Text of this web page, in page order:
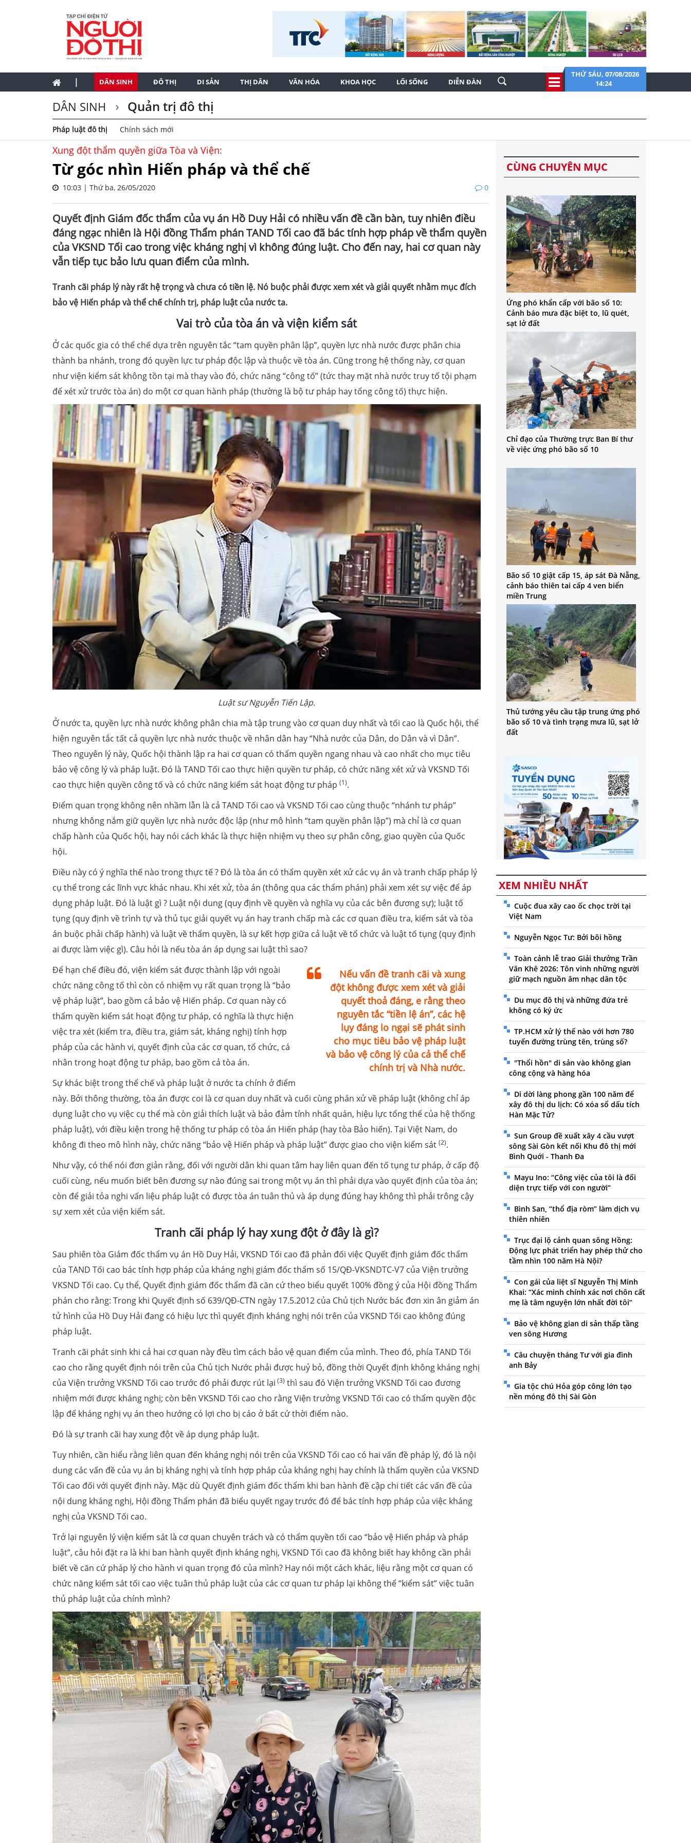
| DÂN SINH ĐÔ THỊ DI SẢN THỊ DÂN VĂN HÓA KHOA HỌC LỐI SỐNG DIỄN ĐÀN
THỨ SÁU, 07/08/2026
14:24
DÂN SINH Quản trị đô thị
Pháp luật đô thị Chính sách mới
Xung đột thẩm quyền giữa Tòa và Viện:
Từ góc nhìn Hiến pháp và thể chế
10:03 | Thứ ba, 26/05/2020 0
Quyết định Giám đốc thẩm của vụ án Hồ Duy Hải có nhiều vấn đề cần bàn, tuy nhiên điều
đáng ngạc nhiên là Hội đồng Thẩm phán TAND Tối cao đã bác tính hợp pháp về thẩm quyền
của VKSND Tối cao trong việc kháng nghị vì không đúng luật. Cho đến nay, hai cơ quan này
vẫn tiếp tục bảo lưu quan điểm của mình.
Tranh cãi pháp lý này rất hệ trọng và chưa có tiền lệ. Nó buộc phải được xem xét và giải quyết nhằm mục đích
bảo vệ Hiến pháp và thể chế chính trị, pháp luật của nước ta.
Vai trò của tòa án và viện kiểm sát
Ở các quốc gia có thể chế dựa trên nguyên tắc “tam quyền phân lập”, quyền lực nhà nước được phân chia
thành ba nhánh, trong đó quyền lực tư pháp độc lập và thuộc về tòa án. Cũng trong hệ thống này, cơ quan
như viện kiểm sát không tồn tại mà thay vào đó, chức năng “công tố” (tức thay mặt nhà nước truy tố tội phạm
để xét xử trước tòa án) do một cơ quan hành pháp (thường là bộ tư pháp hay tổng công tố) thực hiện.
Luật sư Nguyễn Tiến Lập.
Ở nước ta, quyền lực nhà nước không phân chia mà tập trung vào cơ quan duy nhất và tối cao là Quốc hội, thể
hiện nguyên tắc tất cả quyền lực nhà nước thuộc về nhân dân hay “Nhà nước của Dân, do Dân và vì Dân”.
Theo nguyên lý này, Quốc hội thành lập ra hai cơ quan có thẩm quyền ngang nhau và cao nhất cho mục tiêu
bảo vệ công lý và pháp luật. Đó là TAND Tối cao thực hiện quyền tư pháp, có chức năng xét xử và VKSND Tối
cao thực hiện quyền công tố và có chức năng kiểm sát hoạt động tư pháp (1).
Điểm quan trọng không nên nhầm lẫn là cả TAND Tối cao và VKSND Tối cao cùng thuộc “nhánh tư pháp”
nhưng không nắm giữ quyền lực nhà nước độc lập (như mô hình “tam quyền phân lập”) mà chỉ là cơ quan
chấp hành của Quốc hội, hay nói cách khác là thực hiện nhiệm vụ theo sự phân công, giao quyền của Quốc
hội.
Điều này có ý nghĩa thế nào trong thực tế ? Đó là tòa án có thẩm quyền xét xử các vụ án và tranh chấp pháp lý
cụ thể trong các lĩnh vực khác nhau. Khi xét xử, tòa án (thông qua các thẩm phán) phải xem xét sự việc để áp
dụng pháp luật. Đó là luật gì ? Luật nội dung (quy định về quyền và nghĩa vụ của các bên đương sự); luật tố
tụng (quy định về trình tự và thủ tục giải quyết vụ án hay tranh chấp mà các cơ quan điều tra, kiểm sát và tòa
án buộc phải chấp hành) và luật về thẩm quyền, là sự kết hợp giữa cả luật về tổ chức và luật tố tụng (quy định
ai được làm việc gì). Câu hỏi là nếu tòa án áp dụng sai luật thì sao?
Nếu vấn đề tranh cãi và xung
đột không được xem xét và giải
quyết thoả đáng, e rằng theo
nguyên tắc “tiền lệ án”, các hệ
lụy đáng lo ngại sẽ phát sinh
cho mục tiêu bảo vệ pháp luật
và bảo vệ công lý của cả thể chế
chính trị và Nhà nước.
Để hạn chế điều đó, viện kiểm sát được thành lập với ngoài
chức năng công tố thì còn có nhiệm vụ rất quan trọng là “bảo
vệ pháp luật”, bao gồm cả bảo vệ Hiến pháp. Cơ quan này có
thẩm quyền kiểm sát hoạt động tư pháp, có nghĩa là thực hiện
việc tra xét (kiểm tra, điều tra, giám sát, kháng nghị) tính hợp
pháp của các hành vi, quyết định của các cơ quan, tổ chức, cá
nhân trong hoạt động tư pháp, bao gồm cả tòa án.
Sự khác biệt trong thể chế và pháp luật ở nước ta chính ở điểm
này. Bởi thông thường, tòa án được coi là cơ quan duy nhất và cuối cùng phán xử về pháp luật (không chỉ áp
dụng luật cho vụ việc cụ thể mà còn giải thích luật và bảo đảm tính nhất quán, hiệu lực tổng thể của hệ thống
pháp luật), với điều kiện trong hệ thống tư pháp có tòa án Hiến pháp (hay tòa Bảo hiến). Tại Việt Nam, do
không đi theo mô hình này, chức năng “bảo vệ Hiến pháp và pháp luật” được giao cho viện kiểm sát (2).
Như vậy, có thể nói đơn giản rằng, đối với người dân khi quan tâm hay liên quan đến tố tụng tư pháp, ở cấp độ
cuối cùng, nếu muốn biết bên đương sự nào đúng sai trong một vụ án thì phải dựa vào quyết định của tòa án;
còn để giải tỏa nghi vấn liệu pháp luật có được tòa án tuân thủ và áp dụng đúng hay không thì phải trông cậy
sự xem xét của viện kiểm sát.
Tranh cãi pháp lý hay xung đột ở đây là gì?
Sau phiên tòa Giám đốc thẩm vụ án Hồ Duy Hải, VKSND Tối cao đã phản đối việc Quyết định giám đốc thẩm
của TAND Tối cao bác tính hợp pháp của kháng nghị giám đốc thẩm số 15/QĐ-VKSNDTC-V7 của Viện trưởng
VKSND Tối cao. Cụ thể, Quyết định giám đốc thẩm đã căn cứ theo biểu quyết 100% đồng ý của Hội đồng Thẩm
phán cho rằng: Trong khi Quyết định số 639/QĐ-CTN ngày 17.5.2012 của Chủ tịch Nước bác đơn xin ân giảm án
tử hình của Hồ Duy Hải đang có hiệu lực thì quyết định kháng nghị nói trên của VKSND Tối cao không đúng
pháp luật.
Tranh cãi phát sinh khi cả hai cơ quan này đều tìm cách bảo vệ quan điểm của mình. Theo đó, phía TAND Tối
cao cho rằng quyết định nói trên của Chủ tịch Nước phải được huỷ bỏ, đồng thời Quyết định không kháng nghị
của Viện trưởng VKSND Tối cao trước đó phải được rút lại (3) thì sau đó Viện trưởng VKSND Tối cao đương
nhiệm mới được kháng nghị; còn bên VKSND Tối cao cho rằng Viện trưởng VKSND Tối cao có thẩm quyền độc
lập để kháng nghị vụ án theo hướng có lợi cho bị cáo ở bất cứ thời điểm nào.
Đó là sự tranh cãi hay xung đột về áp dụng pháp luật.
Tuy nhiên, cần hiểu rằng liên quan đến kháng nghị nói trên của VKSND Tối cao có hai vấn đề pháp lý, đó là nội
dung các vấn đề của vụ án bị kháng nghị và tính hợp pháp của kháng nghị hay chính là thẩm quyền của VKSND
Tối cao đối với quyết định này. Mặc dù Quyết định giám đốc thẩm khi ban hành đề cập chi tiết các vấn đề của
nội dung kháng nghị, Hội đồng Thẩm phán đã biểu quyết ngay trước đó để bác tính hợp pháp của việc kháng
nghị của VKSND Tối cao.
Trở lại nguyên lý viện kiểm sát là cơ quan chuyên trách và có thẩm quyền tối cao “bảo vệ Hiến pháp và pháp
luật”, câu hỏi đặt ra là khi ban hành quyết định kháng nghị, VKSND Tối cao đã không biết hay không cần phải
biết về căn cứ pháp lý cho hành vi quan trọng đó của mình? Hay nói một cách khác, liệu rằng một cơ quan có
chức năng kiểm sát tối cao việc tuân thủ pháp luật của các cơ quan tư pháp lại không thể “kiểm sát” việc tuân
thủ pháp luật của chính mình?
CÙNG CHUYÊN MỤC
Ứng phó khẩn cấp với bão số 10:
Cảnh báo mưa đặc biệt to, lũ quét,
sạt lở đất
Chỉ đạo của Thường trực Ban Bí thư
về việc ứng phó bão số 10
Bão số 10 giật cấp 15, áp sát Đà Nẵng,
cảnh báo thiên tai cấp 4 ven biển
miền Trung
Thủ tướng yêu cầu tập trung ứng phó
bão số 10 và tình trạng mưa lũ, sạt lở
đất
XEM NHIỀU NHẤT
Cuộc đua xây cao ốc chọc trời tại
Việt Nam
Nguyễn Ngọc Tư: Bởi bôi hồng
Toàn cảnh lễ trao Giải thưởng Trần
Văn Khê 2026: Tôn vinh những người
giữ mạch nguồn âm nhạc dân tộc
Du mục đô thị và những đứa trẻ
không có ký ức
TP.HCM xử lý thế nào với hơn 780
tuyến đường trùng tên, trùng số?
"Thổi hồn" di sản vào không gian
công cộng và hàng hóa
Di dời làng phong gần 100 năm để
xây đô thị du lịch: Có xóa sổ dấu tích
Hàn Mặc Tử?
Sun Group đề xuất xây 4 cầu vượt
sông Sài Gòn kết nối Khu đô thị mới
Bình Quới - Thanh Đa
Mayu Ino: “Công việc của tôi là đối
diện trực tiếp với con người”
Bình San, “thổ địa ròm” làm dịch vụ
thiên nhiên
Trục đại lộ cảnh quan sông Hồng:
Động lực phát triển hay phép thử cho
tầm nhìn 100 năm Hà Nội?
Con gái của liệt sĩ Nguyễn Thị Minh
Khai: “Xác minh chính xác nơi chôn cất
mẹ là tâm nguyện lớn nhất đời tôi”
Bảo vệ không gian di sản thấp tầng
ven sông Hương
Câu chuyện tháng Tư với gia đình
anh Bảy
Gia tộc chú Hỏa góp công lớn tạo
nền móng đô thị Sài Gòn